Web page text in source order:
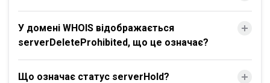
У домені WHOIS відображається
serverDeleteProhibited, що це означає?
Що означає статус serverHold?